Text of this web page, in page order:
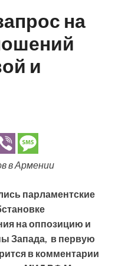
на
и
в Армении
парламентские
на оппозицию и
Запада, в первую
в комментарии